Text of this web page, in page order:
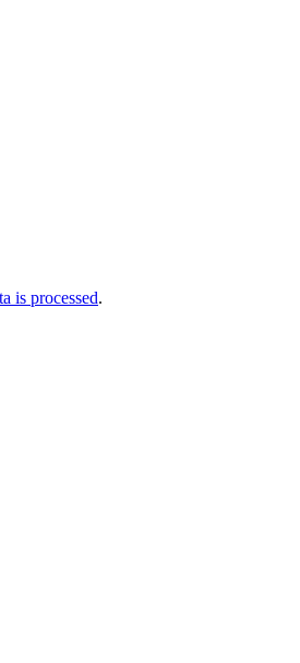
is processed.